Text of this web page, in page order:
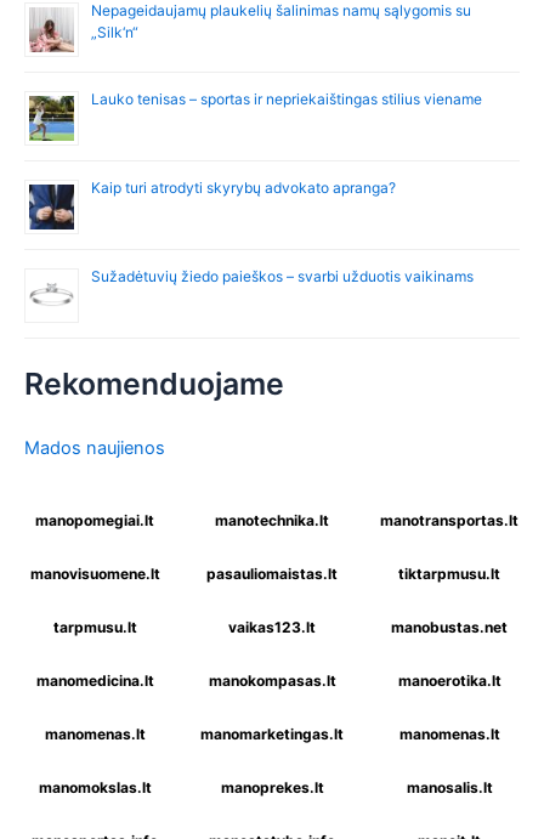
Nepageidaujamų plaukelių šalinimas namų sąlygomis su
„Silk‘n“
Lauko tenisas – sportas ir nepriekaištingas stilius viename
Kaip turi atrodyti skyrybų advokato apranga?
Sužadėtuvių žiedo paieškos – svarbi užduotis vaikinams
Rekomenduojame
Mados naujienos
manopomegiai.lt manotechnika.lt manotransportas.lt
manovisuomene.lt pasauliomaistas.lt tiktarpmusu.lt
tarpmusu.lt vaikas123.lt manobustas.net
manomedicina.lt manokompasas.lt manoerotika.lt
manomenas.lt manomarketingas.lt manomenas.lt
manomokslas.lt manoprekes.lt manosalis.lt